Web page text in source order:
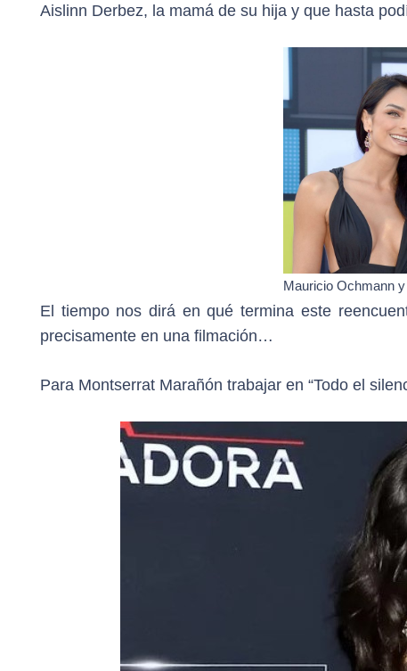
Aislinn Derbez, la mamá de su hija y que hasta
Mauricio Ochmann
El tiempo nos dirá en qué termina este
precisamente en una filmación…
Para Montserrat Marañón trabajar en “Todo el